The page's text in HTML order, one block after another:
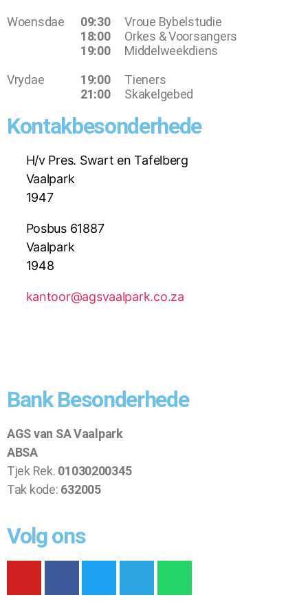
Woensdae
Vrydae
09:30
18:00
19:00
19:00
21:00
Vroue Bybelstudie
Orkes & Voorsangers
Middelweekdiens
Tieners
Skakelgebed
Kontakbesonderhede
H/v Pres. Swart en Tafelberg
Vaalpark
1947
Posbus 61887
Vaalpark
1948
kantoor@agsvaalpark.co.za
Bank Besonderhede
AGS van SA Vaalpark
ABSA
Tjek Rek. 01030200345
Tak kode: 632005
Volg ons